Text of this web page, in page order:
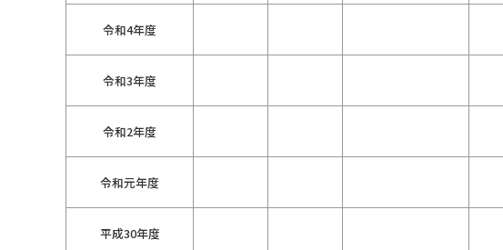
令和4年度
令和3年度
令和2年度
令和元年度
平成30年度